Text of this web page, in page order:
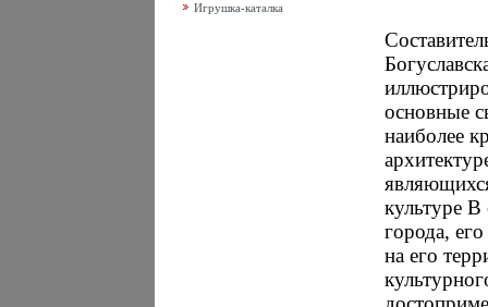
Игрушка-каталка
основные
наиболее
культуре
города,
на его